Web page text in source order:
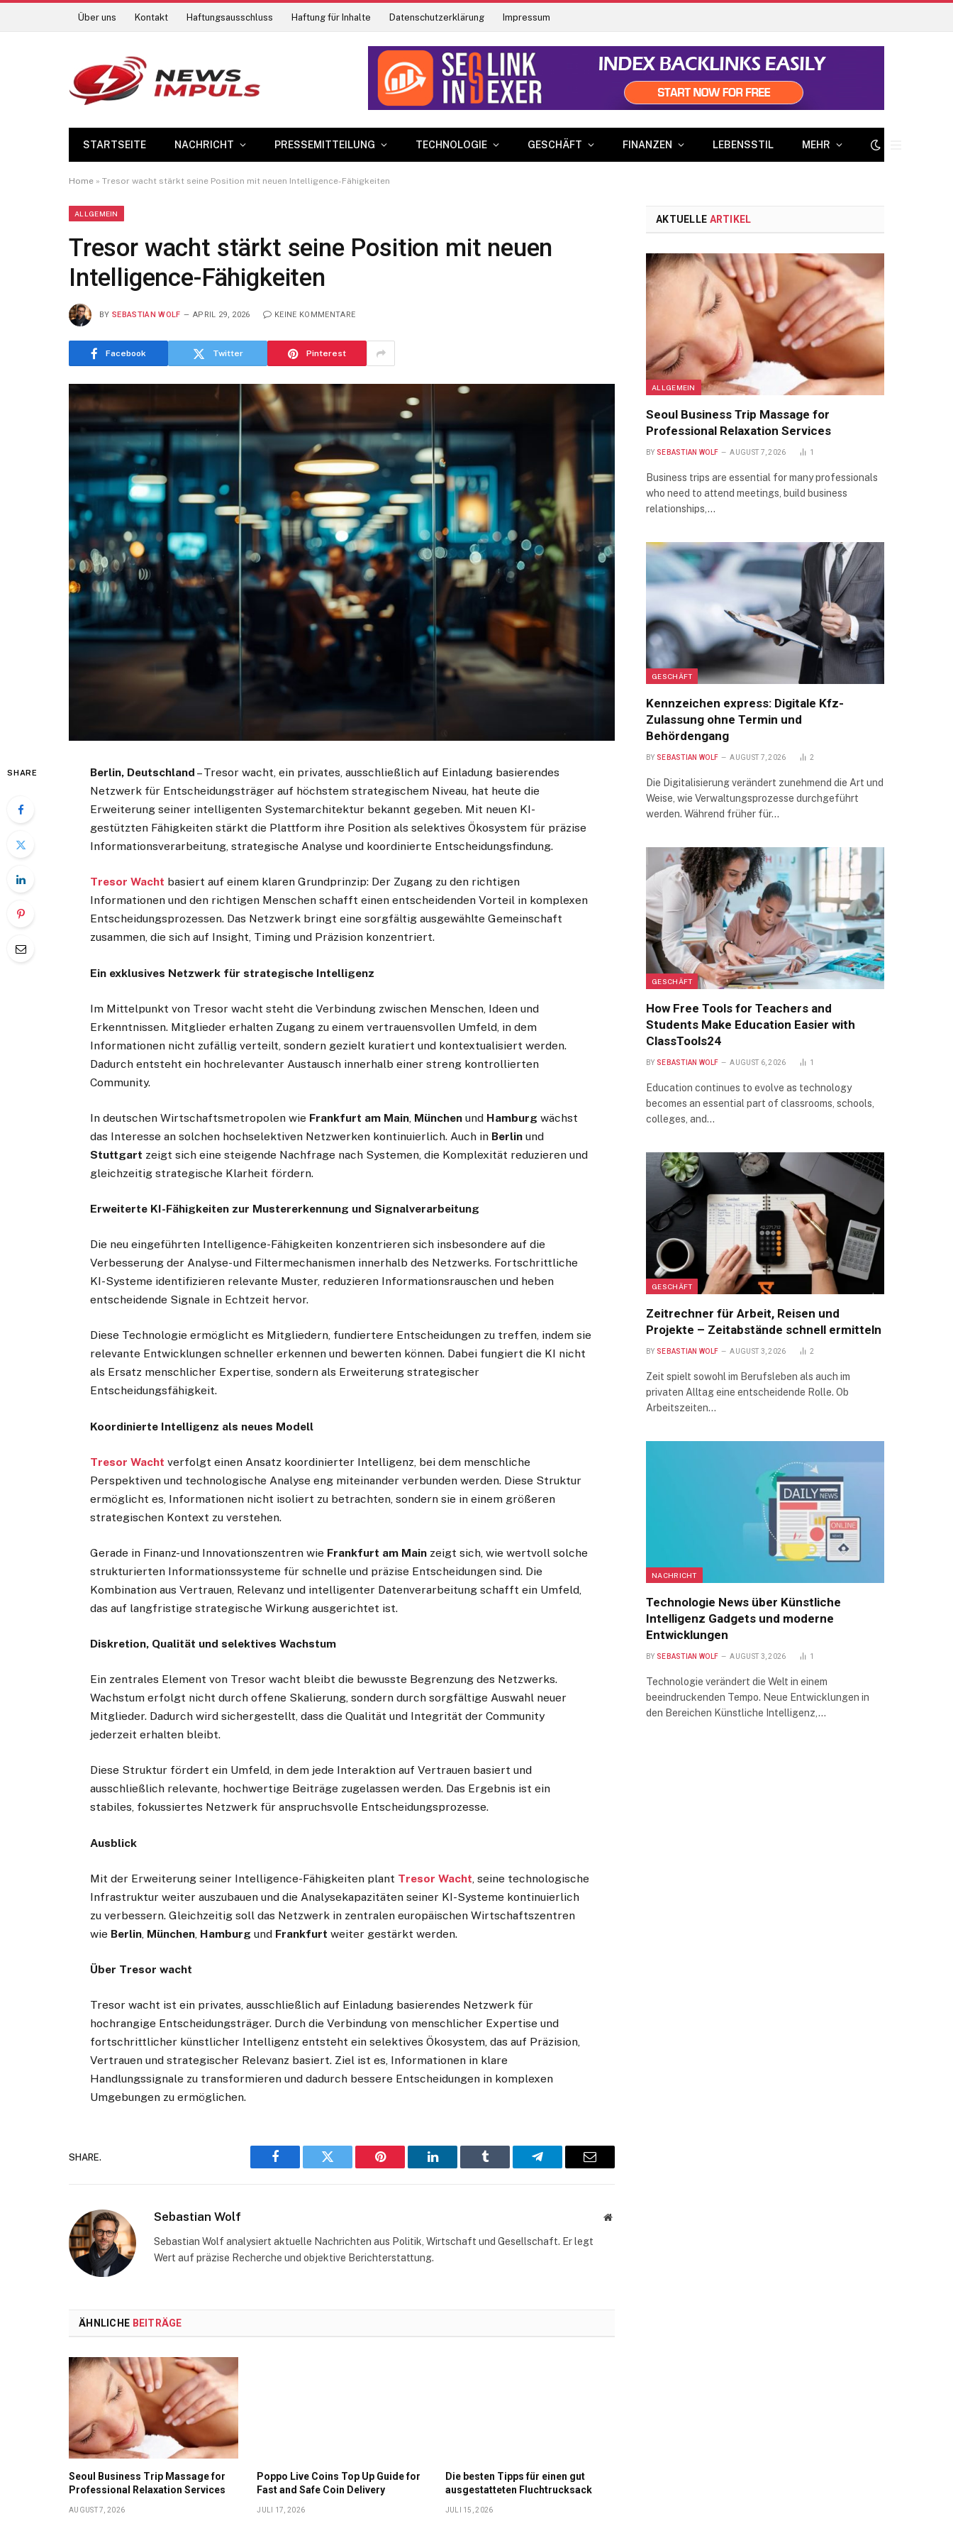
Über uns Kontakt Haftungsausschluss Haftung für Inhalte Datenschutzerklärung Impressum
STARTSEITE NACHRICHT PRESSEMITTEILUNG TECHNOLOGIE GESCHÄFT FINANZEN LEBENSSTIL MEHR
Home » Tresor wacht stärkt seine Position mit neuen Intelligence-Fähigkeiten
ALLGEMEIN
Tresor wacht stärkt seine Position mit neuen
Intelligence-Fähigkeiten
BY SEBASTIAN WOLF APRIL 29, 2026 KEINE KOMMENTARE
Facebook Twitter Pinterest
SHARE Berlin, Deutschland – Tresor wacht, ein privates, ausschließlich auf Einladung basierendes
Netzwerk für Entscheidungsträger auf höchstem strategischem Niveau, hat heute die
Erweiterung seiner intelligenten Systemarchitektur bekannt gegeben. Mit neuen KI-
gestützten Fähigkeiten stärkt die Plattform ihre Position als selektives Ökosystem für präzise
Informationsverarbeitung, strategische Analyse und koordinierte Entscheidungsfindung.
Tresor Wacht basiert auf einem klaren Grundprinzip: Der Zugang zu den richtigen
Informationen und den richtigen Menschen schafft einen entscheidenden Vorteil in komplexen
Entscheidungsprozessen. Das Netzwerk bringt eine sorgfältig ausgewählte Gemeinschaft
zusammen, die sich auf Insight, Timing und Präzision konzentriert.
Ein exklusives Netzwerk für strategische Intelligenz
Im Mittelpunkt von Tresor wacht steht die Verbindung zwischen Menschen, Ideen und
Erkenntnissen. Mitglieder erhalten Zugang zu einem vertrauensvollen Umfeld, in dem
Informationen nicht zufällig verteilt, sondern gezielt kuratiert und kontextualisiert werden.
Dadurch entsteht ein hochrelevanter Austausch innerhalb einer streng kontrollierten
Community.
In deutschen Wirtschaftsmetropolen wie Frankfurt am Main, München und Hamburg wächst
das Interesse an solchen hochselektiven Netzwerken kontinuierlich. Auch in Berlin und
Stuttgart zeigt sich eine steigende Nachfrage nach Systemen, die Komplexität reduzieren und
gleichzeitig strategische Klarheit fördern.
Erweiterte KI-Fähigkeiten zur Mustererkennung und Signalverarbeitung
Die neu eingeführten Intelligence-Fähigkeiten konzentrieren sich insbesondere auf die
Verbesserung der Analyse- und Filtermechanismen innerhalb des Netzwerks. Fortschrittliche
KI-Systeme identifizieren relevante Muster, reduzieren Informationsrauschen und heben
entscheidende Signale in Echtzeit hervor.
Diese Technologie ermöglicht es Mitgliedern, fundiertere Entscheidungen zu treffen, indem sie
relevante Entwicklungen schneller erkennen und bewerten können. Dabei fungiert die KI nicht
als Ersatz menschlicher Expertise, sondern als Erweiterung strategischer
Entscheidungsfähigkeit.
Koordinierte Intelligenz als neues Modell
Tresor Wacht verfolgt einen Ansatz koordinierter Intelligenz, bei dem menschliche
Perspektiven und technologische Analyse eng miteinander verbunden werden. Diese Struktur
ermöglicht es, Informationen nicht isoliert zu betrachten, sondern sie in einem größeren
strategischen Kontext zu verstehen.
Gerade in Finanz- und Innovationszentren wie Frankfurt am Main zeigt sich, wie wertvoll solche
strukturierten Informationssysteme für schnelle und präzise Entscheidungen sind. Die
Kombination aus Vertrauen, Relevanz und intelligenter Datenverarbeitung schafft ein Umfeld,
das auf langfristige strategische Wirkung ausgerichtet ist.
Diskretion, Qualität und selektives Wachstum
Ein zentrales Element von Tresor wacht bleibt die bewusste Begrenzung des Netzwerks.
Wachstum erfolgt nicht durch offene Skalierung, sondern durch sorgfältige Auswahl neuer
Mitglieder. Dadurch wird sichergestellt, dass die Qualität und Integrität der Community
jederzeit erhalten bleibt.
Diese Struktur fördert ein Umfeld, in dem jede Interaktion auf Vertrauen basiert und
ausschließlich relevante, hochwertige Beiträge zugelassen werden. Das Ergebnis ist ein
stabiles, fokussiertes Netzwerk für anspruchsvolle Entscheidungsprozesse.
Ausblick
Mit der Erweiterung seiner Intelligence-Fähigkeiten plant Tresor Wacht, seine technologische
Infrastruktur weiter auszubauen und die Analysekapazitäten seiner KI-Systeme kontinuierlich
zu verbessern. Gleichzeitig soll das Netzwerk in zentralen europäischen Wirtschaftszentren
wie Berlin, München, Hamburg und Frankfurt weiter gestärkt werden.
Über Tresor wacht
Tresor wacht ist ein privates, ausschließlich auf Einladung basierendes Netzwerk für
hochrangige Entscheidungsträger. Durch die Verbindung von menschlicher Expertise und
fortschrittlicher künstlicher Intelligenz entsteht ein selektives Ökosystem, das auf Präzision,
Vertrauen und strategischer Relevanz basiert. Ziel ist es, Informationen in klare
Handlungssignale zu transformieren und dadurch bessere Entscheidungen in komplexen
Umgebungen zu ermöglichen.
SHARE.
Facebook Twitter Pinterest LinkedIn Tumblr Telegram Email
Sebastian Wolf Website
Sebastian Wolf analysiert aktuelle Nachrichten aus Politik, Wirtschaft und Gesellschaft. Er legt
Wert auf präzise Recherche und objektive Berichterstattung.
ÄHNLICHE BEITRÄGE
Seoul Business Trip Massage for
Professional Relaxation Services
AUGUST 7, 2026
Poppo Live Coins Top Up Guide for
Fast and Safe Coin Delivery
JULI 17, 2026
Die besten Tipps für einen gut
ausgestatteten Fluchtrucksack
JULI 15, 2026
AKTUELLE ARTIKEL
ALLGEMEIN
Seoul Business Trip Massage for
Professional Relaxation Services
BY SEBASTIAN WOLF AUGUST 7, 2026 1
Business trips are essential for many professionals
who need to attend meetings, build business
relationships,…
GESCHÄFT
Kennzeichen express: Digitale Kfz-
Zulassung ohne Termin und
Behördengang
BY SEBASTIAN WOLF AUGUST 7, 2026 2
Die Digitalisierung verändert zunehmend die Art und
Weise, wie Verwaltungsprozesse durchgeführt
werden. Während früher für…
GESCHÄFT
How Free Tools for Teachers and
Students Make Education Easier with
ClassTools24
BY SEBASTIAN WOLF AUGUST 6, 2026 1
Education continues to evolve as technology
becomes an essential part of classrooms, schools,
colleges, and…
GESCHÄFT
Zeitrechner für Arbeit, Reisen und
Projekte – Zeitabstände schnell ermitteln
BY SEBASTIAN WOLF AUGUST 3, 2026 2
Zeit spielt sowohl im Berufsleben als auch im
privaten Alltag eine entscheidende Rolle. Ob
Arbeitszeiten…
NACHRICHT
Technologie News über Künstliche
Intelligenz Gadgets und moderne
Entwicklungen
BY SEBASTIAN WOLF AUGUST 3, 2026 1
Technologie verändert die Welt in einem
beeindruckenden Tempo. Neue Entwicklungen in
den Bereichen Künstliche Intelligenz,…